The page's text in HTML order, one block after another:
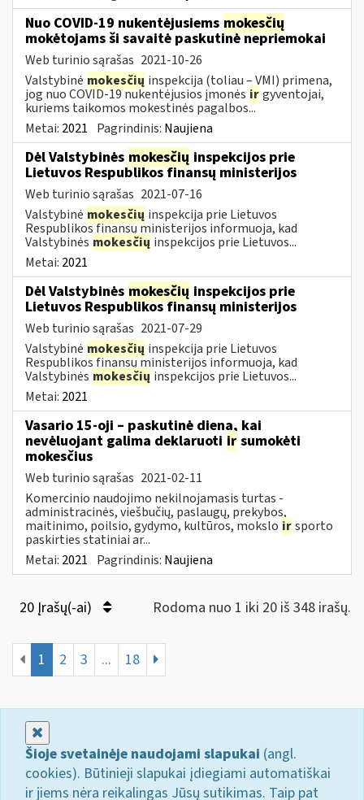
Nuo COVID-19 nukentėjusiems mokesčių
mokėtojams ši savaitė paskutinė nepriemokai
Web turinio sąrašas 2021-10-26
Valstybinė mokesčių inspekcija (toliau – VMI) primena,
jog nuo COVID-19 nukentėjusios įmonės irgyventojai,
kuriems taikomos mokestinės pagalbos...
Metai: 2021 Pagrindinis: Naujiena
Dėl Valstybinės mokesčių inspekcijos prie
Lietuvos Respublikos finansų ministerijos
Web turinio sąrašas 2021-07-16
Valstybinė mokesčių inspekcija prie Lietuvos
Respublikos finansų ministerijos informuoja, kad
Valstybinės mokesčių inspekcijos prie Lietuvos...
Metai: 2021
Dėl Valstybinės mokesčių inspekcijos prie
Lietuvos Respublikos finansų ministerijos
Web turinio sąrašas 2021-07-29
Valstybinė mokesčių inspekcija prie Lietuvos
Respublikos finansų ministerijos informuoja, kad
Valstybinės mokesčių inspekcijos prie Lietuvos...
Metai: 2021
Vasario 15-oji – paskutinė diena, kai
nevėluojant galima deklaruoti ir sumokėti
mokesčius
Web turinio sąrašas 2021-02-11
Komercinio naudojimo nekilnojamasis turtas -
administracinės, viešbučių, paslaugų, prekybos,
maitinimo, poilsio, gydymo, kultūros, mokslo irsporto
paskirties statiniai ar...
Metai: 2021 Pagrindinis: Naujiena
20 Įrašų(-ai) Rodoma nuo 1 iki 20 iš 348 irašų.
1 2 3 ... 18
Šioje svetainėje naudojami slapukai (angl.
cookies). Būtinieji slapukai įdiegiami automatiškai
ir jiems nėra reikalingas Jūsų sutikimas. Taip pat